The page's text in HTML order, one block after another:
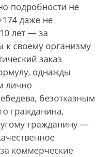
подробности не
даже не
лет — за
к своему организму
заказ
однажды
лично
безотказным
гражданина,
гражданину —
коммерческие